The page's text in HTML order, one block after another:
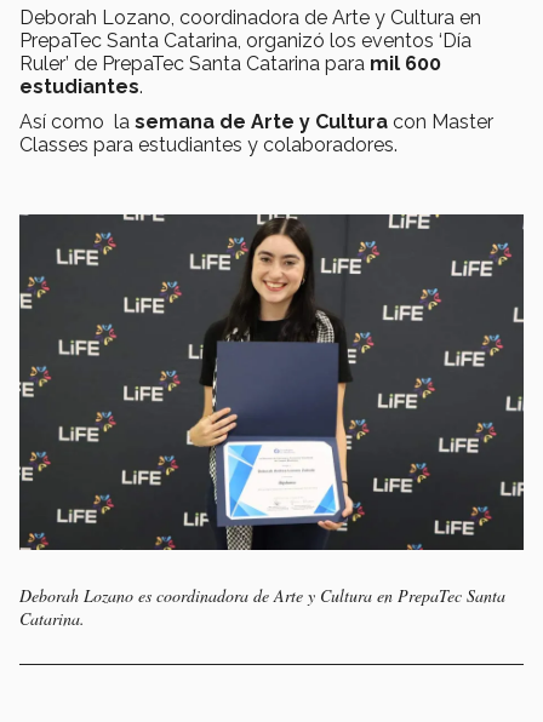
Deborah Lozano, coordinadora de Arte y Cultura en
PrepaTec Santa Catarina, organizó los eventos ‘Día
Ruler’ de PrepaTec Santa Catarina para mil 600
estudiantes.
Así como la semana de Arte y Cultura con Master
Classes para estudiantes y colaboradores.
Deborah Lozano es coordinadora de Arte y Cultura en PrepaTec Santa
Catarina.